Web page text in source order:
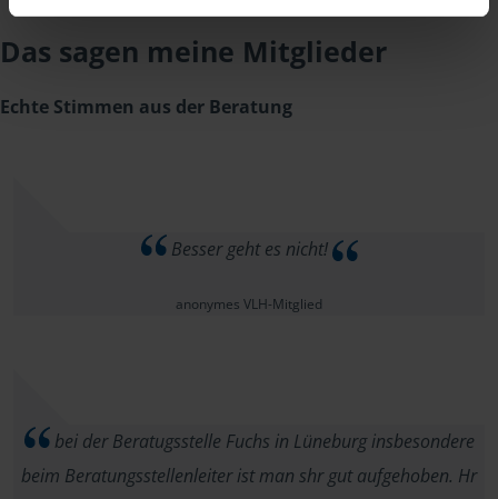
Das sagen meine Mitglieder
Echte Stimmen aus der Beratung
Besser geht es nicht!
anonymes VLH-Mitglied
bei der Beratugsstelle Fuchs in Lüneburg insbesondere
beim Beratungsstellenleiter ist man shr gut aufgehoben. Hr